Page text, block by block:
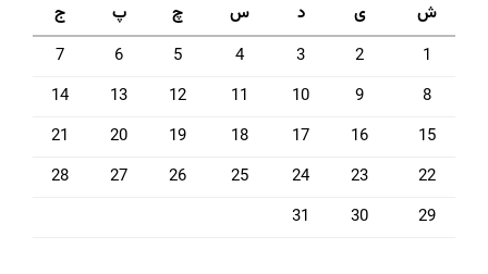
ش
ی د س چ پ
ج
1
2
3
4
5
6
7
8
9
10
11
12
13
14
15
16
17
18
19
20
21
22
23
24
25
26
27
28
29
30
31